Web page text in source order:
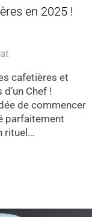
en 2025 !
cafetières et
Chef !
de commencer
parfaitement
rituel…